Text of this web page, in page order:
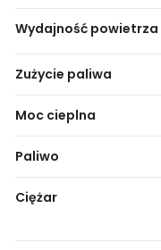
Wydajność powietrza
Zużycie paliwa
Moc cieplna
Paliwo
Ciężar